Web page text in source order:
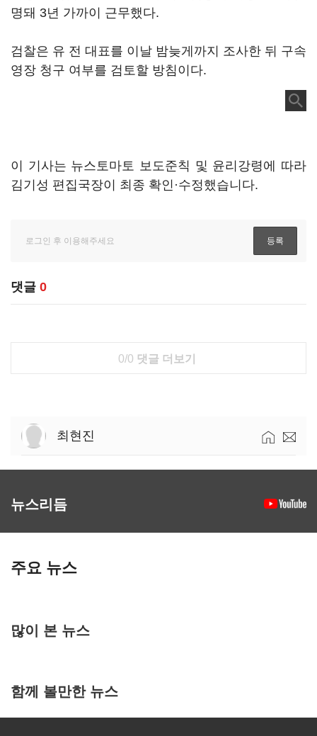
명돼 3년 가까이 근무했다.
검찰은 유 전 대표를 이날 밤늦게까지 조사한 뒤 구속
영장 청구 여부를 검토할 방침이다.
이 기사는 뉴스토마토 보도준칙 및 윤리강령에 따라
김기성 편집국장이 최종 확인·수정했습니다.
댓글 0
0/0 댓글 더보기
최현진
뉴스리듬
주요 뉴스
많이 본 뉴스
함께 볼만한 뉴스